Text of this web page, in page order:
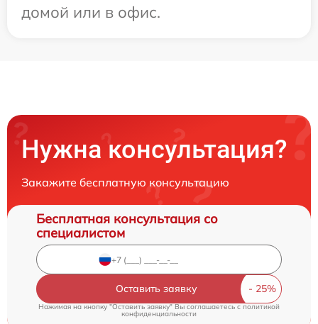
домой или в офис.
Нужна консультация?
Закажите бесплатную консультацию
Бесплатная консультация со
специалистом
Оставить заявку
Нажимая на кнопку "Оставить заявку" Вы соглашаетесь c политикой
конфиденциальности